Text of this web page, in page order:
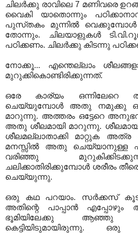
ചിലര്‍ക്കു രാവിലെ 7 മണിവരെ
വൈകി യാതൊന്നും
പുസ്‌തകം മുന്നില്‍ വെക്കുമ്പോള്‍
തോന്നും. ചിലയാളുകള്‍
പഠിക്കണം. ചിലര്‍ക്കു കിടന്നു
നോക്കൂ... എന്തെല്ലാം
മുറുക്കികൊണ്ടിരിക്കുന്നത്‌.
ഒരേ കാര്യം ഒന്നിലേറെ
ചെയ്യുമ്പോള്‍ അതു നമുക്കു
മാറുന്നു. അത്തരം ഒട്ടേറെ
അതു ശീലമായി മാറുന്നു.
ശീലമല്ലാതാക്കി മാറ്റുക
മനസ്സില്‍ അതു ചെയ്യാനുള്ള
വരിഞ്ഞു
ചലിക്കാതിരിക്കുമ്പോള്‍ ശരീരം
ചെയ്യുന്നു.
ഒരു കഥ പറയാം. സര്‍ക്കസ്‌
അതിന്റെ പാപ്പാന്‍
ഭൂമിയിലേക്കു ആഞ്ഞു
കെട്ടിയിടുമായിരുന്നു.